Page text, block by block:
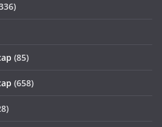
(85)
(658)